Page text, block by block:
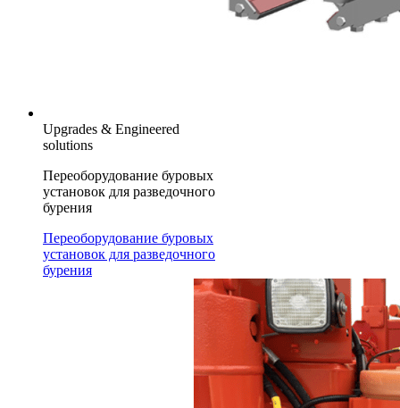
Upgrades & Engineered
solutions
Переоборудование буровых
установок для разведочного
бурения
Переоборудование буровых
установок для разведочного
бурения